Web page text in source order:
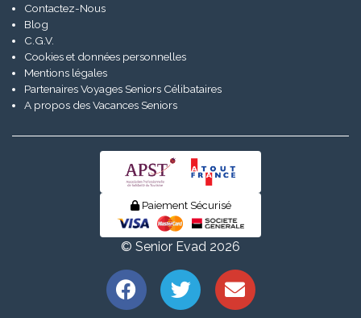
Contactez-Nous
Blog
C.G.V.
Cookies et données personnelles
Mentions légales
Partenaires Voyages Seniors Célibataires
A propos des Vacances Seniors
Paiement Sécurisé
© Senior Evad 2026